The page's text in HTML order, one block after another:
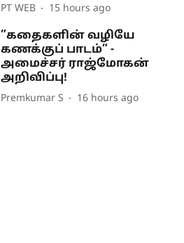
PT WEB 15 hours ago
”கதைகளின் வழியே
கணக்குப் பாடம்” -
அமைச்சர் ராஜ்மோகன்
அறிவிப்பு!
Premkumar S 16 hours ago